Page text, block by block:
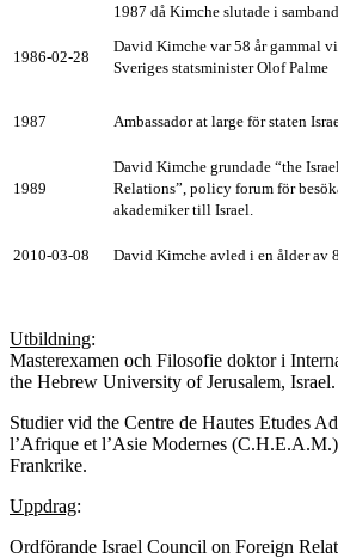
1987 då Kimche slutade i
1986-02-28
David Kimche var 58 år gammal
Sveriges statsminister Olof Palme
1987 Ambassador at large för staten
1989
David Kimche grundade “the
Relations”, policy forum för
akademiker till Israel.
2010-03-08 David Kimche avled i en ålder av
Utbildning:
Masterexamen och Filosofie doktor i
the Hebrew University of Jerusalem, Israel.
Studier vid the Centre de Hautes Etudes
l’Afrique et l’Asie Modernes
Frankrike.
Uppdrag:
Ordförande Israel Council on Foreign